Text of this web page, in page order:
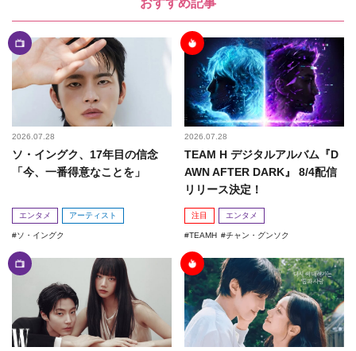
おすすめ記事
2026.07.28
ソ・イングク、17年目の信念
「今、一番得意なことを」
エンタメ アーティスト
ソ・イングク
2026.07.28
TEAM H デジタルアルバム『D
AWN AFTER DARK』 8/4配信
リリース決定！
注目 エンタメ
TEAMH チャン・グンソク